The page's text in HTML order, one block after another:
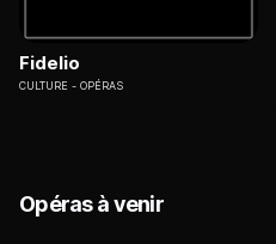
Fidelio
CULTURE OPÉRAS
Opéras à venir